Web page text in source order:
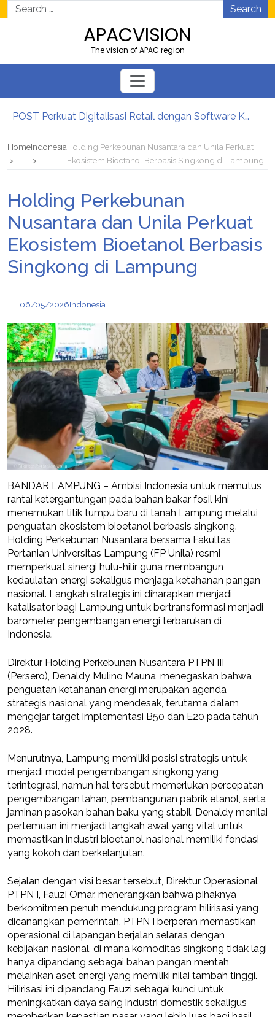
Search
APACVISION
The vision of APAC region
POST Perkuat Digitalisasi Retail dengan Software Kasir Terintegrasi
BRI Finance Optimis Insentif EV Dongkrak Pertumbuhan Pembiayaan New Car EV
Prediksi Harga Emas (XAUUSD) Pekan Depan: Dupoin Futures Bidik Resistance 4.382
HomeIndonesiaHolding Perkebunan Nusantara dan Unila Perkuat
Ekosistem Bioetanol Berbasis Singkong di Lampung
Holding Perkebunan
Nusantara dan Unila Perkuat
Ekosistem Bioetanol Berbasis
Singkong di Lampung
06/05/2026Indonesia
BANDAR LAMPUNG – Ambisi Indonesia untuk memutus
rantai ketergantungan pada bahan bakar fosil kini
menemukan titik tumpu baru di tanah Lampung melalui
penguatan ekosistem bioetanol berbasis singkong.
Holding Perkebunan Nusantara bersama Fakultas
Pertanian Universitas Lampung (FP Unila) resmi
memperkuat sinergi hulu-hilir guna membangun
kedaulatan energi sekaligus menjaga ketahanan pangan
nasional. Langkah strategis ini diharapkan menjadi
katalisator bagi Lampung untuk bertransformasi menjadi
barometer pengembangan energi terbarukan di
Indonesia.
Direktur Holding Perkebunan Nusantara PTPN III
(Persero), Denaldy Mulino Mauna, menegaskan bahwa
penguatan ketahanan energi merupakan agenda
strategis nasional yang mendesak, terutama dalam
mengejar target implementasi B50 dan E20 pada tahun
2028.
Menurutnya, Lampung memiliki posisi strategis untuk
menjadi model pengembangan singkong yang
terintegrasi, namun hal tersebut memerlukan percepatan
pengembangan lahan, pembangunan pabrik etanol, serta
jaminan pasokan bahan baku yang stabil. Denaldy menilai
pertemuan ini menjadi langkah awal yang vital untuk
memastikan industri bioetanol nasional memiliki fondasi
yang kokoh dan berkelanjutan.
Sejalan dengan visi besar tersebut, Direktur Operasional
PTPN I, Fauzi Omar, menerangkan bahwa pihaknya
berkomitmen penuh mendukung program hilirisasi yang
dicanangkan pemerintah. PTPN I berperan memastikan
operasional di lapangan berjalan selaras dengan
kebijakan nasional, di mana komoditas singkong tidak lagi
hanya dipandang sebagai bahan pangan mentah,
melainkan aset energi yang memiliki nilai tambah tinggi.
Hilirisasi ini dipandang Fauzi sebagai kunci untuk
meningkatkan daya saing industri domestik sekaligus